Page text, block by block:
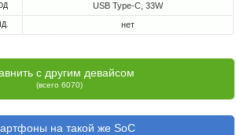
USB Type-C, 33W
нет
с другим девайсом
(всего 6070)
на такой же SoC